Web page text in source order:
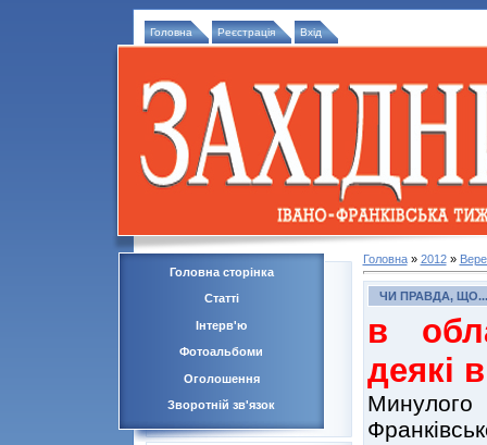
Головна Реєстрація Вхід
Головна сторінка
Статті
Інтерв'ю
Фотоальбоми
Оголошення
Зворотній зв'язок
Головна» 2012 »
ЧИ ПРАВДА, ЩО...
в
деякі